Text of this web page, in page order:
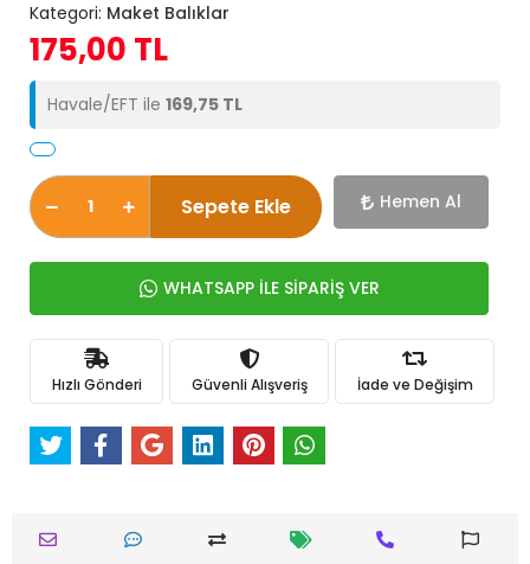
Kategori: Maket Balıklar
175,00 TL
Havale/EFT ile 169,75 TL
Sepete Ekle Hemen Al
WHATSAPP İLE SİPARİŞ VER
Hızlı Gönderi Güvenli Alışveriş İade ve Değişim